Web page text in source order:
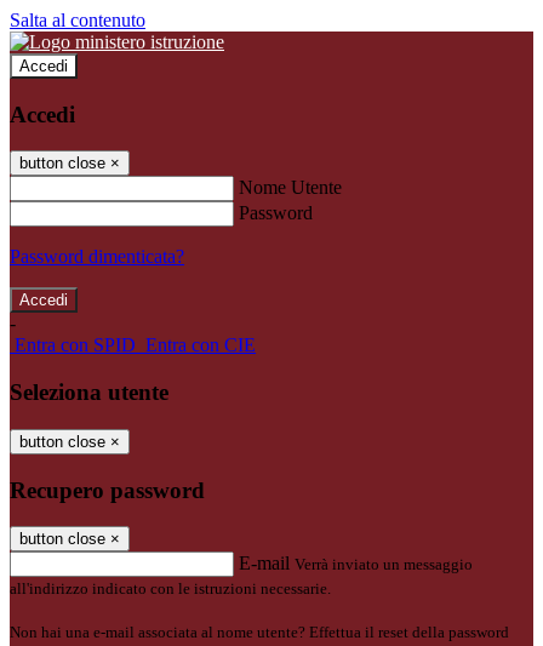
Salta al contenuto
Accedi
Accedi
button close ×
Nome Utente
Password
Password dimenticata?
-
Entra con SPID Entra con CIE
Seleziona utente
button close ×
Recupero password
button close ×
E-mail Verrà inviato un messaggio
all'indirizzo indicato con le istruzioni necessarie.
Non hai una e-mail associata al nome utente? Effettua il reset della password